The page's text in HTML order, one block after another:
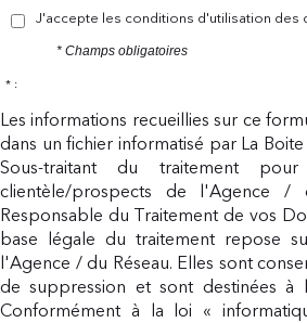
J'accepte les conditions d'utilisation des
* Champs obligatoires
* :
Les informations recueillies sur ce
dans un fichier informatisé par La
Sous-traitant du traitement
clientèle/prospects de l'Agence /
Responsable du Traitement de vos
base légale du traitement repose
l'Agence / du Réseau. Elles sont
de suppression et sont destinées à
Conformément à la loi «